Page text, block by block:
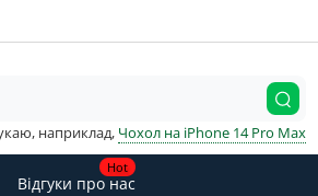
наприклад, Чохол на iPhone 14 Pro Max
Hot
Відгуки про нас